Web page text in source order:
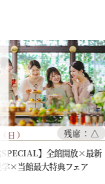
（日）
残席：△
SPECIAL】全館開放×最新
学×当館最大特典フェア